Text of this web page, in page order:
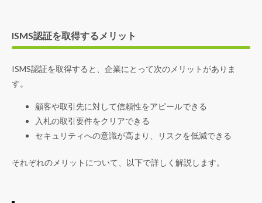
ISMS認証を取得するメリット
ISMS認証を取得すると、企業にとって次のメリットがありま
す。
顧客や取引先に対して信頼性をアピールできる
入札の取引要件をクリアできる
セキュリティへの意識が高まり、リスクを低減できる
それぞれのメリットについて、以下で詳しく解説します。